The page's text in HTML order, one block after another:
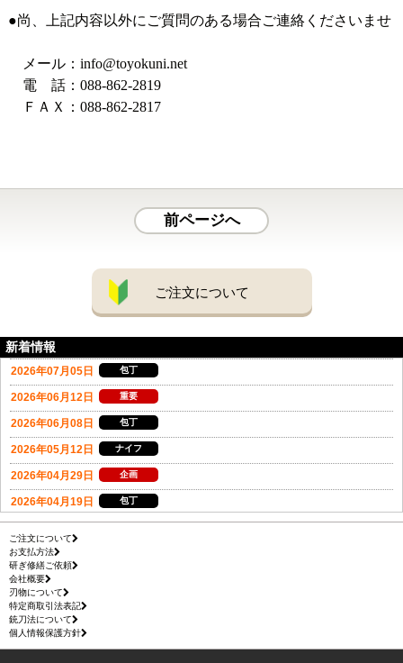
●尚、上記内容以外にご質問のある場合ご連絡くださいませ
メール： info@toyokuni.net
電 話：088-862-2819
ＦＡＸ：088-862-2817
前ページへ
ご注文について
新着情報
ご注文について
お支払方法
研ぎ修繕ご依頼
会社概要
刃物について
特定商取引法表記
銃刀法について
個人情報保護方針